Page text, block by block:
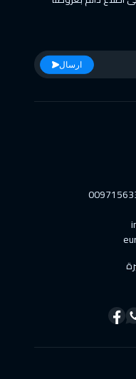
ارسال